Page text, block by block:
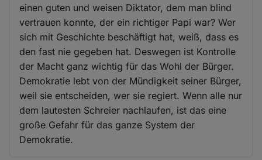
einen guten und weisen Diktator, dem man blind
vertrauen konnte, der ein richtiger Papi war? Wer
sich mit Geschichte beschäftigt hat, weiß, dass es
den fast nie gegeben hat. Deswegen ist Kontrolle
der Macht ganz wichtig für das Wohl der Bürger.
Demokratie lebt von der Mündigkeit seiner Bürger,
weil sie entscheiden, wer sie regiert. Wenn alle nur
dem lautesten Schreier nachlaufen, ist das eine
große Gefahr für das ganze System der
Demokratie.